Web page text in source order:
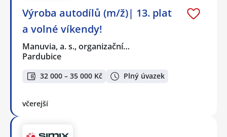
Výroba autodílů (m/ž)| 13. plat
a volné víkendy!
Manuvia, a. s., organizační…
Pardubice
32 000 – 35 000 Kč Plný úvazek
včerejší